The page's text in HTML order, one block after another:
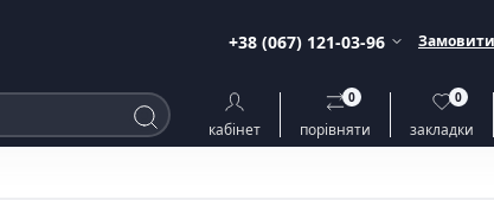
+38 (067) 121-03-96
кабінет порівняти
0
закладки
0